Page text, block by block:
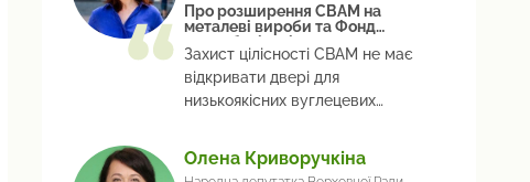
Про розширення СВАМ на
металеві вироби та Фонд
декарбонізації
Захист цілісності CBAM не має
відкривати двері для
низькоякісних вуглецевих
Олена Криворучкіна